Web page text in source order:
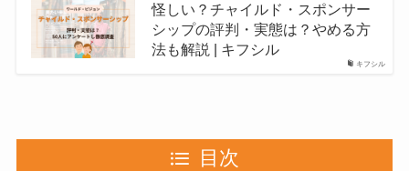
キフシル
怪しい？チャイルド・スポンサー
シップの評判・実態は？やめる方
法も解説 | キフシル
目次